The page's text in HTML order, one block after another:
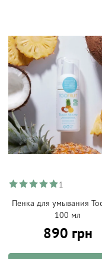
1
Пенка для умывания
100 мл
890 грн